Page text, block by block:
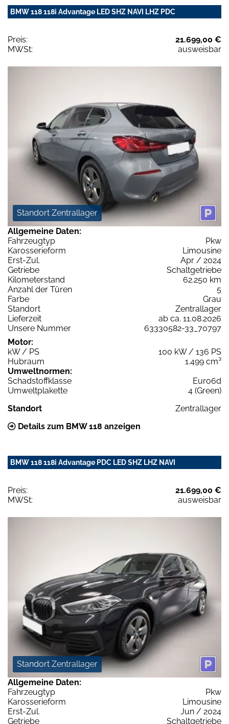
BMW 118 118i Advantage LED SHZ NAVI LHZ PDC
Preis:
21.699,00 €
MWSt:
ausweisbar
Standort Zentrallager
Allgemeine Daten:
Fahrzeugtyp
Pkw
Karosserieform
Limousine
Erst-Zul.
Apr / 2024
Getriebe
Schaltgetriebe
Kilometerstand
62.250 km
Anzahl der Türen
5
Farbe
Grau
Standort
Zentrallager
Lieferzeit
ab ca. 11.08.2026
Unsere Nummer
63330582-33_70797
Motor:
kW / PS
100 kW / 136 PS
Hubraum
1.499 cm³
Umweltnormen:
Schadstoffklasse
Euro6d
Umweltplakette
4 (Green)
Standort
Zentrallager
Details zum BMW 118 anzeigen
BMW 118 118i Advantage PDC LED SHZ LHZ NAVI
Preis:
21.699,00 €
MWSt:
ausweisbar
Standort Zentrallager
Allgemeine Daten:
Fahrzeugtyp
Pkw
Karosserieform
Limousine
Erst-Zul.
Jun / 2024
Getriebe
Schaltgetriebe